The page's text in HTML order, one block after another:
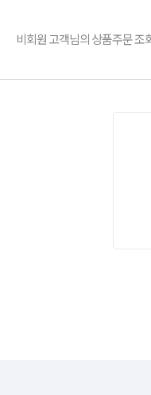
비회원 고객님의 상품주문 조